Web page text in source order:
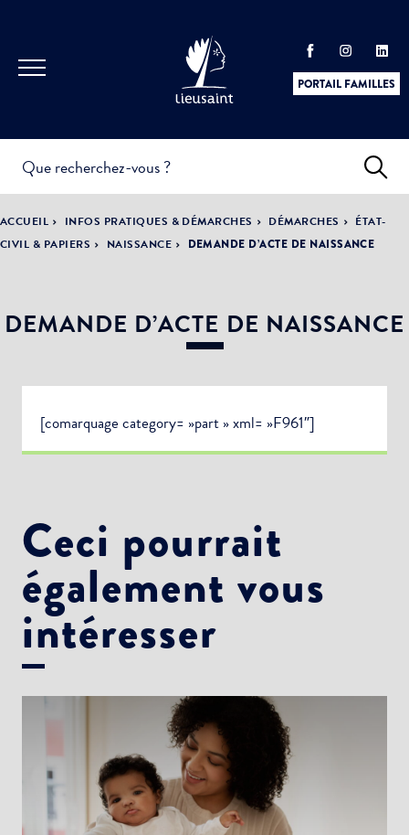
PORTAIL FAMILLES
PRATIQUES &
DÉMARCHES
ACTUALITÉS &
ÉVÈNEMENTS
LA VILLE
DÉMOCRATIE
PARTICIPATIVE
ACCUEIL INFOS PRATIQUES & DÉMARCHES DÉMARCHES
ÉTAT-
CIVIL & PAPIERS
NAISSANCE DEMANDE D’ACTE DE NAISSANCE
DEMANDE D’ACTE DE NAISSANCE
[comarquage category= »part » xml= »F961″]
Ceci pourrait
également vous
intéresser